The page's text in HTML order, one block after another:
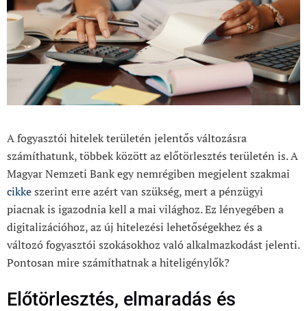
A fogyasztói hitelek területén jelentős változásra
számíthatunk, többek között az előtörlesztés területén is. A
Magyar Nemzeti Bank egy nemrégiben megjelent szakmai
cikkeszerint erre azért van szükség, mert a pénzügyi
piacnak is igazodnia kell a mai világhoz. Ez lényegében a
digitalizációhoz, az új hitelezési lehetőségekhez és a
változó fogyasztói szokásokhoz való alkalmazkodást jelenti.
Pontosan mire számíthatnak a hiteligénylők?
Előtörlesztés, elmaradás és